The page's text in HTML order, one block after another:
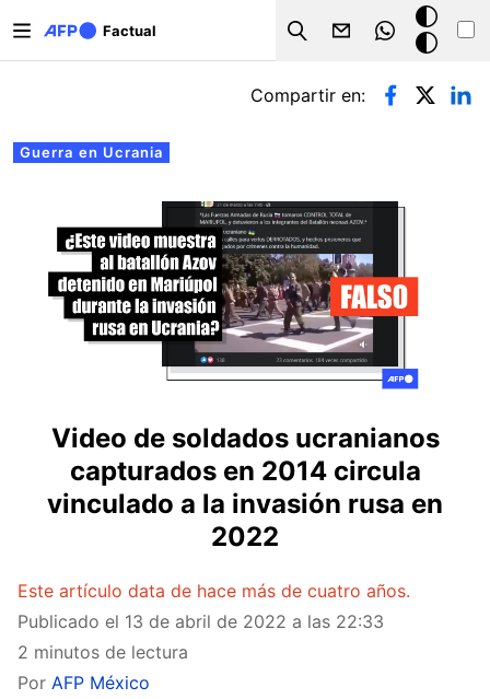
Factual
Search
Modo
oscuro
Solapas principales
Guerra en Ucrania
Compartir en:
Video de soldados ucranianos
capturados en 2014 circula
vinculado a la invasión rusa en
2022
Este artículo data de hace más de cuatro años.
Publicado el 13 de abril de 2022 a las 22:33
2 minutos de lectura
Por AFP México